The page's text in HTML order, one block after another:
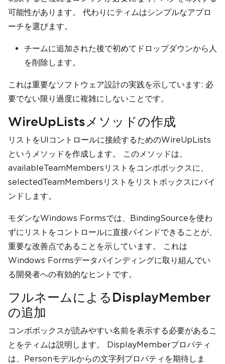
可能性があります。 代わりにティムはシンプルなアプロ
ーチを選びます。
チームに追加された後で初めてドロップダウンから人
を削除します。
これは重要なソフトウェア設計の実践を示しています: 必
要でない限り過度に複雑にしないことです。
WireUpListsメソッドの作成
リストをUIコントロールに接続するためのWireUpLists
というメソッドを作成します。 このメソッドは、
availableTeamMembersリストをコンボボックスに、
selectedTeamMembersリストをリストボックスにバイ
ンドします。
モダンなWindows Formsでは、BindingSourceを使わ
ずにリストをコントロールに直接バインドできることが、
重要な改善点であることを示しています。 これは
Windows Formsデータバインディングに取り組んでい
る開発者への有効的なヒントです。
フルネームによるDisplayMember
の追加
コンボボックスが読みやすい名前を表示する必要があるこ
とをティムは説明します。 DisplayMemberプロパティ
は、Personモデルからの文字列プロパティを期待しま